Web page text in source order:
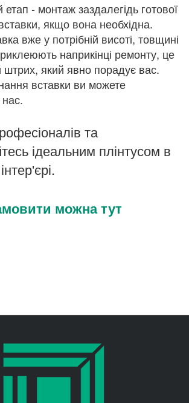
- монтаж заздалегідь готової
якщо вона необхідна.
вже у потрібній висоті, товщині
наприкінці ремонту, це
який явно порадує вас.
вставки ви можете
та
ідеальним плінтусом в
можна тут